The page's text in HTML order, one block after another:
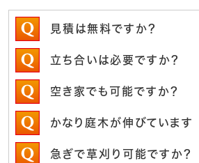
見積は無料ですか？
立ち合いは必要ですか？
空き家でも可能ですか？
かなり庭木が伸びています
急ぎで草刈り可能ですか？